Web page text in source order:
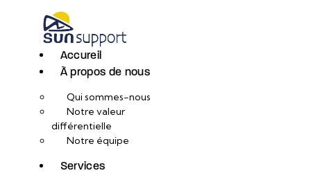
Accureil
À propos de nous
Qui sommes-nous
Notre valeur
différentielle
Notre équipe
Services